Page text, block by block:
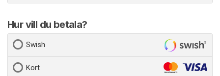
Hur vill du betala?
Swish
Kort